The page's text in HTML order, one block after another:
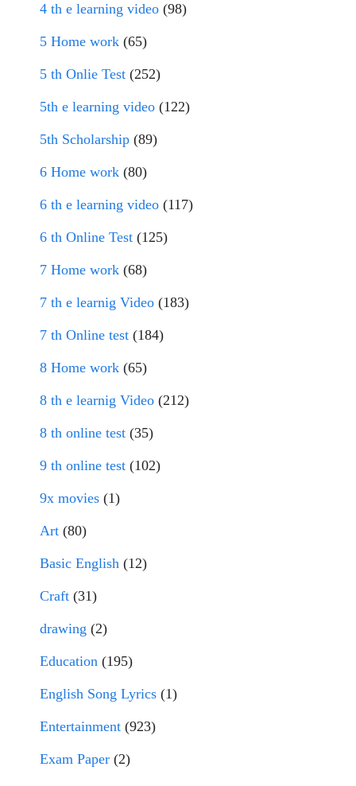
4 th e learning video (98)
5 Home work (65)
5 th Onlie Test (252)
5th e learning video (122)
5th Scholarship (89)
6 Home work (80)
6 th e learning video (117)
6 th Online Test (125)
7 Home work (68)
7 th e learnig Video (183)
7 th Online test (184)
8 Home work (65)
8 th e learnig Video (212)
8 th online test (35)
9 th online test (102)
9x movies (1)
Art (80)
Basic English (12)
Craft (31)
drawing (2)
Education (195)
English Song Lyrics (1)
Entertainment (923)
Exam Paper (2)